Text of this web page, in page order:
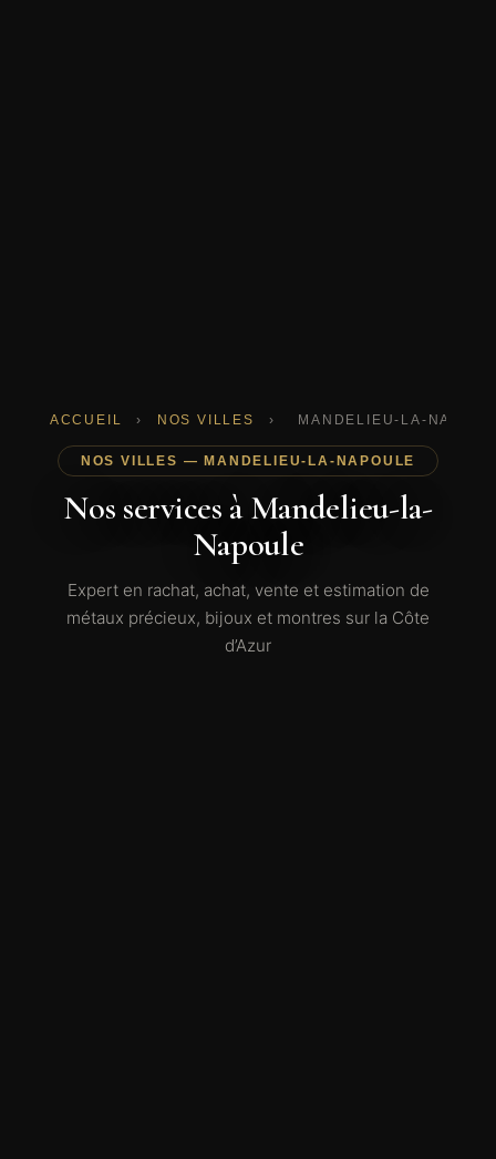
ACCUEIL › NOS VILLES › MANDELIEU-LA-
NOS VILLES — MANDELIEU-LA-NAPOULE
Nos services à Mandelieu-la-
Napoule
Expert en rachat, achat, vente et estimation de
métaux précieux, bijoux et montres sur la Côte
d’Azur